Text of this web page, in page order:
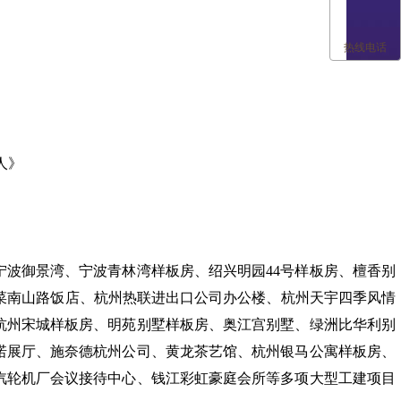
御景湾、宁波青林湾样板房、绍兴明园44号样板房、檀香别
山路饭店、杭州热联进出口公司办公楼、杭州天宇四季风情
宋城样板房、明苑别墅样板房、奥江宫别墅、绿洲比华利别
厅、施奈德杭州公司、黄龙茶艺馆、杭州银马公寓样板房、
机厂会议接待中心、钱江彩虹豪庭会所等多项大型工建项目
热线电话